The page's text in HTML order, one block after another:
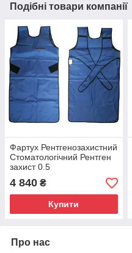
Подібні товари компанії
Фартух Рентгенозахистний
Стоматологічний Рентген
захист 0.5
4 840 ₴
Купити
Про нас